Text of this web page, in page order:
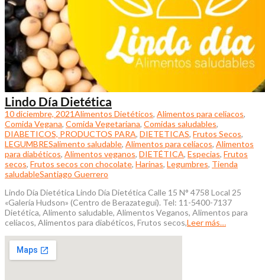
Lindo Día Dietética
10 diciembre, 2021Alimentos Dietéticos, Alimentos para celiacos,
Comida Vegana, Comida Vegetariana, Comidas saludables,
DIABETICOS, PRODUCTOS PARA, DIETETICAS, Frutos Secos,
LEGUMBRESalimento saludable, Alimentos para celíacos, Alimentos
para diabéticos, Alimentos veganos, DIETÉTICA, Especias, Frutos
secos, Frutos secos con chocolate, Harinas, Legumbres, Tienda
saludableSantiago Guerrero
Lindo Día Dietética Lindo Día Dietética Calle 15 N° 4758 Local 25
«Galería Hudson» (Centro de Berazategui). Tel: 11-5400-7137
Dietética, Alimento saludable, Alimentos Veganos, Alimentos para
celíacos, Alimentos para diabéticos, Frutos secos,Leer más…